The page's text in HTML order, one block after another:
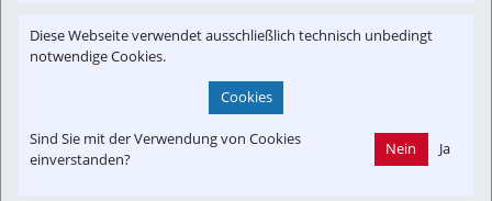
Diese Webseite verwendet ausschließlich technisch unbedingt
notwendige Cookies.
Cookies
Sind Sie mit der Verwendung von Cookies
einverstanden?
Nein Ja